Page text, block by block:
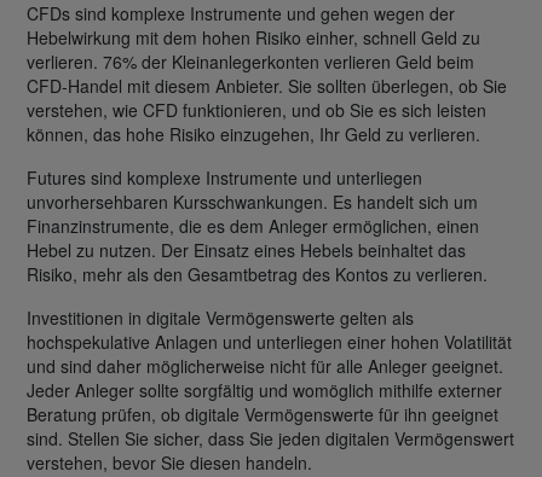
CFDs sind komplexe Instrumente und gehen wegen der
Hebelwirkung mit dem hohen Risiko einher, schnell Geld zu
verlieren. 76% der Kleinanlegerkonten verlieren Geld beim
CFD-Handel mit diesem Anbieter. Sie sollten überlegen, ob Sie
verstehen, wie CFD funktionieren, und ob Sie es sich leisten
können, das hohe Risiko einzugehen, Ihr Geld zu verlieren.
Futures sind komplexe Instrumente und unterliegen
unvorhersehbaren Kursschwankungen. Es handelt sich um
Finanzinstrumente, die es dem Anleger ermöglichen, einen
Hebel zu nutzen. Der Einsatz eines Hebels beinhaltet das
Risiko, mehr als den Gesamtbetrag des Kontos zu verlieren.
Investitionen in digitale Vermögenswerte gelten als
hochspekulative Anlagen und unterliegen einer hohen Volatilität
und sind daher möglicherweise nicht für alle Anleger geeignet.
Jeder Anleger sollte sorgfältig und womöglich mithilfe externer
Beratung prüfen, ob digitale Vermögenswerte für ihn geeignet
sind. Stellen Sie sicher, dass Sie jeden digitalen Vermögenswert
verstehen, bevor Sie diesen handeln.